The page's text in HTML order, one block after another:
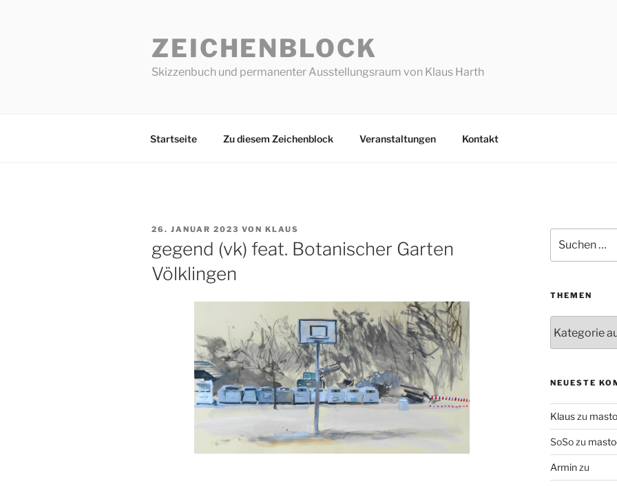
ZEICHENBLOCK
Skizzenbuch und permanenter Ausstellungsraum von Klaus Harth
Startseite Zu diesem Zeichenblock Veranstaltungen Kontakt
VERÖFFENTLICHT
26. JANUAR 2023 VON KLAUS
gegend (vk) feat. Botanischer Garten
Völklingen
nach:
THEMEN
NEUESTE
Klauszu
SoSozu
Arminzu